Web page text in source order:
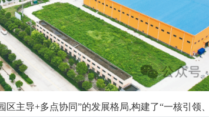
主导+多点协同”的发展格局,构建了“一核引领